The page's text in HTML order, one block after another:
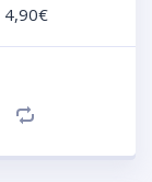
4,90€